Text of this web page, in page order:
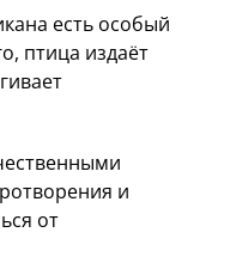
есть особый
птица издаёт
и
от